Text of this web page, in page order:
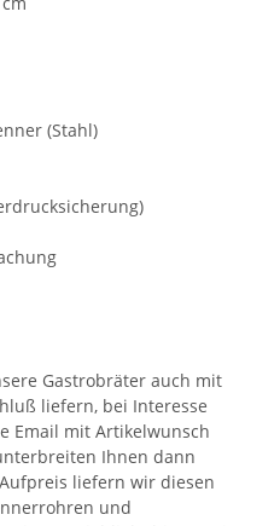
(Stahl)
Gastrobräter auch mit
liefern, bei Interesse
Email mit Artikelwunsch
Ihnen dann
liefern wir diesen
und